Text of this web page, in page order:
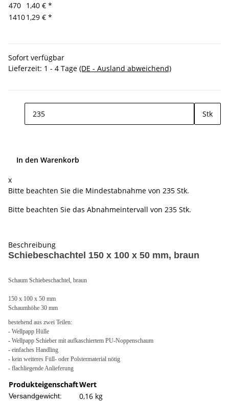
470 1,40 € *
14101,29 € *
Sofort verfügbar
Lieferzeit: 1 - 4 Tage (DE - Ausland abweichend)
Stk
In den Warenkorb
x
Bitte beachten Sie die Mindestabnahme von 235 Stk.
Bitte beachten Sie das Abnahmeintervall von 235 Stk.
Beschreibung
Schiebeschachtel 150 x 100 x 50 mm, braun
Schaum Schiebeschachtel, braun
150 x 100 x 50 mm
Schaumhöhe 30 mm
bestehend aus zwei Teilen:
- Wellpapp Hülle
- Wellpapp Schieber mit aufkaschiertem PU-Noppenschaum
- einfaches Handling
- kein weiteres Füll- oder Polstermaterial nötig
- flachliegende Anlieferung
ProdukteigenschaftWert
Versandgewicht: 0,16 kg